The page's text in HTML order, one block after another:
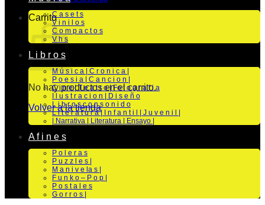
Carrito
No hay productos en el carrito.
Volver a la tienda
C a s e t s
V i n i l o s
C o m p a c t o s
V h s
L i b r o s
M ú s i c a | C r o n i c a |
P o e s i a | C a n c i o n |
C i n e | T e a t r o | Fo t o g r a f i a
I l u s t r a c i o n | D i s e ñ o
L i b r o s c o n s o n i d o
L i t e r a t u r a | I n f a n t i l | J u v e n i l |
| Narrativa | Literatura | Ensayo |
A f i n e s
P o l e r a s
P u z z l e s |
M a n i v e la s |
F u n k o – P o p |
P o s t a l e s
G o r r o s |